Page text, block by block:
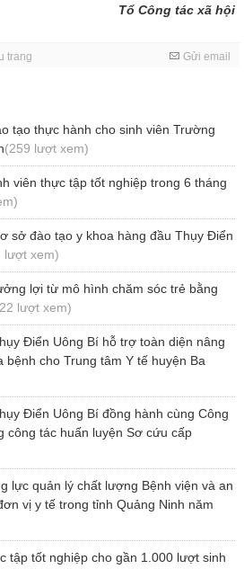
Tổ Công tác xã hội
trang Gửi email
tạo thực hành cho sinh viên Trường
(259 lượt xem)
viên thực tập tốt nghiệp trong 6 tháng
sở đào tạo y khoa hàng đầu Thụy Điển
lượt xem)
lợi từ mô hình chăm sóc trẻ bằng
lượt xem)
Điển Uông Bí hỗ trợ toàn diện nâng
cho Trung tâm Y tế huyện Ba
Điển Uông Bí đồng hành cùng Công
công tác huấn luyện Sơ cứu cấp
lực quản lý chất lượng Bệnh viện và an
vị y tế trong tỉnh Quảng Ninh năm
tập tốt nghiệp cho gần 1.000 lượt sinh